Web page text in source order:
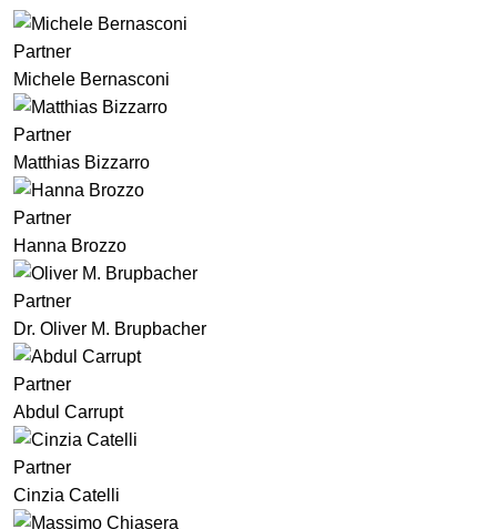
Partner
Michele Bernasconi
Partner
Matthias Bizzarro
Partner
Hanna Brozzo
Partner
Dr. Oliver M. Brupbacher
Partner
Abdul Carrupt
Partner
Cinzia Catelli